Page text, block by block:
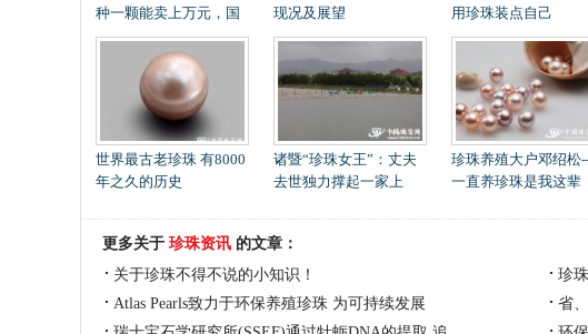
种一颗能卖上万元，国
现况及展望
用珍珠装点自己
世界最古老珍珠 有8000
年之久的历史
诸暨“珍珠女王”：丈夫
去世独力撑起一家上
珍珠养殖大户邓绍松
一直养珍珠是我这辈
更多关于 珍珠资讯 的文章：
关于珍珠不得不说的小知识！
珍
Atlas Pearls致力于环保养殖珍珠 为可持续发展
省